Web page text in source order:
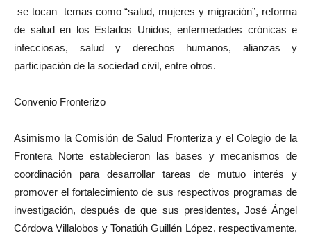
se tocan temas como “salud, mujeres y migración”, reforma
de salud en los Estados Unidos, enfermedades crónicas e
infecciosas, salud y derechos humanos, alianzas y
participación de la sociedad civil, entre otros.
Convenio Fronterizo
Asimismo la Comisión de Salud Fronteriza y el Colegio de la
Frontera Norte establecieron las bases y mecanismos de
coordinación para desarrollar tareas de mutuo interés y
promover el fortalecimiento de sus respectivos programas de
investigación, después de que sus presidentes, José Ángel
Córdova Villalobos y Tonatiúh Guillén López, respectivamente,